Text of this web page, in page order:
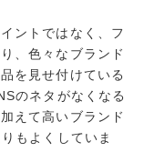
ントではなく、フ
、色々なブランド
を見せ付けている
のネタがなくなる
えて高いブランド
もよくしていま